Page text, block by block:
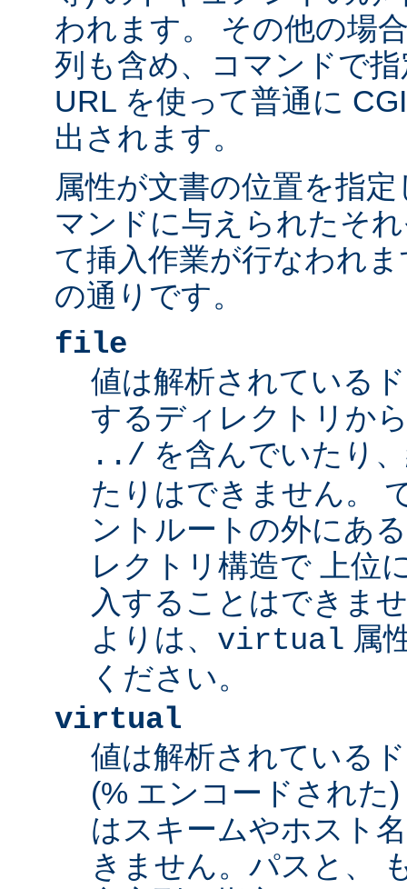
われます。 その他の場
列も含め、コマンドで
URL を使って普通に
出されます。
属性が文書の位置を指
マンドに与えられたそ
て挿入作業が行なわれ
の通りです。
file
値は解析されている
するディレクトリか
../ を含んでいたり
たりはできません。
ントルートの外にあ
レクトリ構造で 上位
入することはできま
よりは、 virtual 属
ください。
virtual
値は解析されている
(% エンコードされた
はスキームやホスト
きません。パスと、